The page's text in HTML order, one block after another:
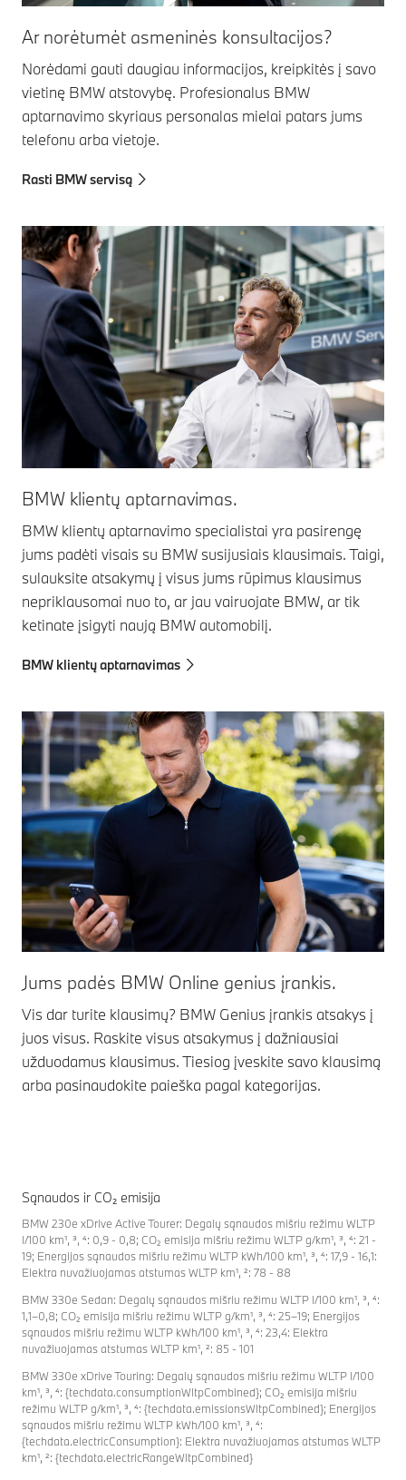
Ar norėtumėt asmeninės konsultacijos?
Norėdami gauti daugiau informacijos, kreipkitės į savo
vietinę BMW atstovybę. Profesionalus BMW
aptarnavimo skyriaus personalas mielai patars jums
telefonu arba vietoje.
Rasti BMW servisą
BMW klientų aptarnavimas.
BMW klientų aptarnavimo specialistai yra pasirengę
jums padėti visais su BMW susijusiais klausimais. Taigi,
sulauksite atsakymų į visus jums rūpimus klausimus
nepriklausomai nuo to, ar jau vairuojate BMW, ar tik
ketinate įsigyti naują BMW automobilį.
BMW klientų aptarnavimas
Jums padės BMW Online genius įrankis.
Vis dar turite klausimų? BMW Genius įrankis atsakys į
juos visus. Raskite visus atsakymus į dažniausiai
užduodamus klausimus. Tiesiog įveskite savo klausimą
arba pasinaudokite paieška pagal kategorijas.
Sąnaudos ir CO₂ emisija
BMW 230e xDrive Active Tourer: Degalų sąnaudos mišriu režimu WLTP
l/100 km¹, ³, ⁴: 0,9 - 0,8; CO₂ emisija mišriu režimu WLTP g/km¹, ³, ⁴: 21 -
19; Energijos sąnaudos mišriu režimu WLTP kWh/100 km¹, ³, ⁴: 17,9 - 16,1:
Elektra nuvažiuojamas atstumas WLTP km¹, ²: 78 - 88
BMW 330e Sedan: Degalų sąnaudos mišriu režimu WLTP l/100 km¹, ³, ⁴:
1,1–0,8; CO₂ emisija mišriu režimu WLTP g/km¹, ³, ⁴: 25–19; Energijos
sąnaudos mišriu režimu WLTP kWh/100 km¹, ³, ⁴: 23,4: Elektra
nuvažiuojamas atstumas WLTP km¹, ²: 85 - 101
BMW 330e xDrive Touring: Degalų sąnaudos mišriu režimu WLTP l/100
km¹, ³, ⁴: {techdata.consumptionWltpCombined}; CO₂ emisija mišriu
režimu WLTP g/km¹, ³, ⁴: {techdata.emissionsWltpCombined}; Energijos
sąnaudos mišriu režimu WLTP kWh/100 km¹, ³, ⁴:
{techdata.electricConsumption}: Elektra nuvažiuojamas atstumas WLTP
km¹, ²: {techdata.electricRangeWltpCombined}